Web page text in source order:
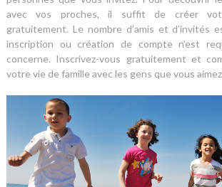
avec vos proches, il suffit de créer
gratuitement. Le nombre d’amis et d’invités
inscription ou création de compte n’est
concerne. Inscrivez-vous gratuitement et
votre vie de famille avec les gens que vous